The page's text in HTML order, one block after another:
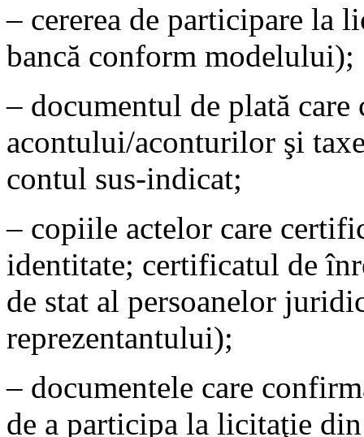
– cererea de participare la
bancă conform modelului);
– documentul de plată care
acontului/aconturilor şi
contul sus-indicat;
– copiile actelor care
identitate; certificatul de
de stat al persoanelor
reprezentantului);
– documentele care
de a participa la licitaţie